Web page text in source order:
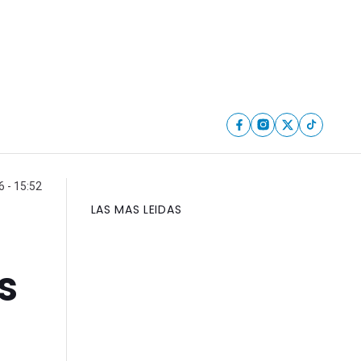
- 15:52
LAS MAS LEIDAS